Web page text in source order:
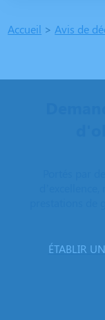
Accueil > Avis de
ÉTABLIR